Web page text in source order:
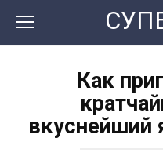
контенту
Как
вкуснейший